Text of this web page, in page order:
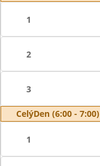
1
2
3
CelýDen (6:00 - 7:00)
1